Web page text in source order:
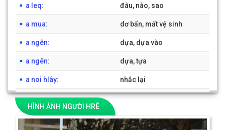
a leq: đâu, nào, sao
a mua: dơ bẩn, mất vệ sinh
a ngên: dựa, dựa vào
a ngên: dựa, tựa
a noi hlây: nhắc lại
a paq: đừng, chớ làm
a pô:
HÌNH ẢNH NGƯỜI HRÊ
Previous Next